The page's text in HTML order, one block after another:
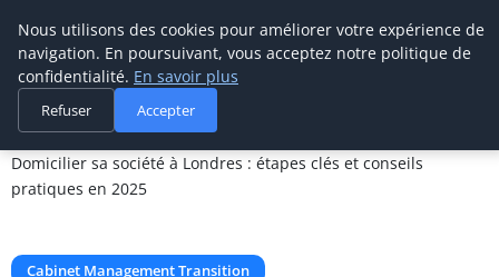
Cabinet De
Management De
Transition
Accueil
Cabinet Management Transition
Domicilier sa société à Londres : étapes clés et conseils
pratiques en 2025
Cabinet Management Transition
Nous utilisons des cookies pour améliorer votre expérience de
navigation. En poursuivant, vous acceptez notre politique de
confidentialité. En savoir plus
Refuser Accepter